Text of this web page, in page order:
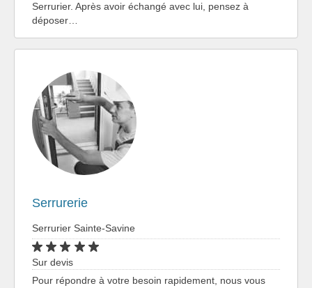
Serrurier. Après avoir échangé avec lui, pensez à
déposer…
Serrurerie
Serrurier Sainte-Savine
Sur devis
Pour répondre à votre besoin rapidement, nous vous